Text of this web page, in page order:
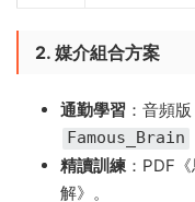
2. 媒介組合方案
通勤學習 ：音頻
Famous_Brain
精讀訓練：PDF《
解》。